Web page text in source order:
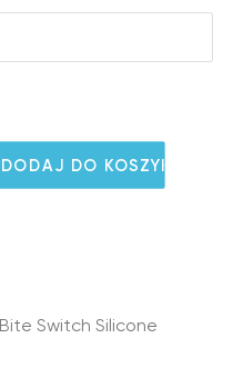
DODAJ DO KOSZYKA
Switch Silicone